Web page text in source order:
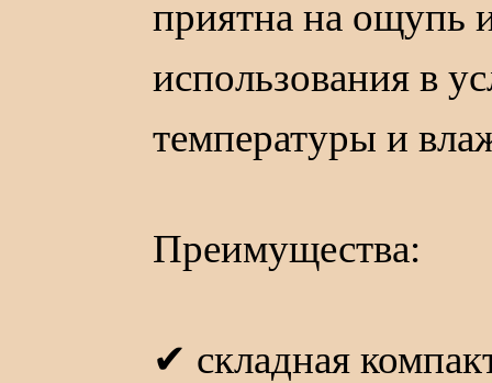
приятна на ощупь
использования в
температуры и
Преимущества:
✔ складная